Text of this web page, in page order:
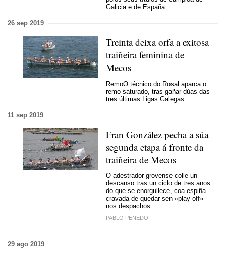
Galicia e de España
26 sep 2019
Treinta deixa orfa a exitosa
traiñeira feminina de
Mecos
RemoO técnico do Rosal aparca o
remo saturado, tras gañar dúas das
tres últimas Ligas Galegas
11 sep 2019
Fran González pecha a súa
segunda etapa á fronte da
traiñeira de Mecos
O adestrador grovense colle un
descanso tras un ciclo de tres anos
do que se enorgullece, coa espiña
cravada de quedar sen «play-off»
nos despachos
PABLO PENEDO
29 ago 2019